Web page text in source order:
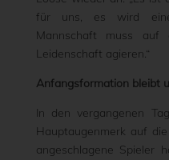
für uns, es wird eine
Mannschaft muss
Leidenschaft agieren.“
Anfangsformation bleibt
In den vergangenen
Hauptaugenmerk auf
angeschlagene Spieler